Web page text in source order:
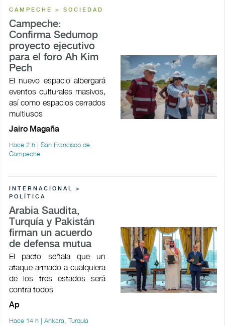
CAMPECHE > SOCIEDAD
Campeche:
Confirma Sedumop
proyecto ejecutivo
para el foro Ah Kim
Pech
El nuevo espacio albergará
eventos culturales masivos,
así como espacios cerrados
multiusos
Jairo Magaña
Hace 2 h | San Francisco de
Campeche
INTERNACIONAL >
POLÍTICA
Arabia Saudita,
Turquía y Pakistán
firman un acuerdo
de defensa mutua
El pacto señala que un
ataque armado a cualquiera
de los tres estados será
contra todos
Ap
Hace 14 h | Ankara, Turquía